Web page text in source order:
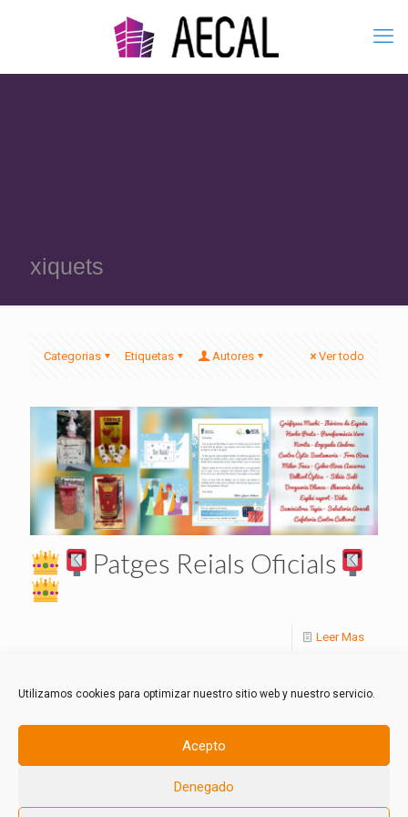
Utilizamos cookies para optimizar nuestro sitio web y nuestro servicio.
Acepto
Denegado
xiquets
Categorias Etiquetas Autores Ver todo
Patges Reials Oficials
Leer Mas
© 2021 AECAL Almussafes.Todos los derechos reservados.
Política de Privacidad-Política de Cookies-Aviso Legal-